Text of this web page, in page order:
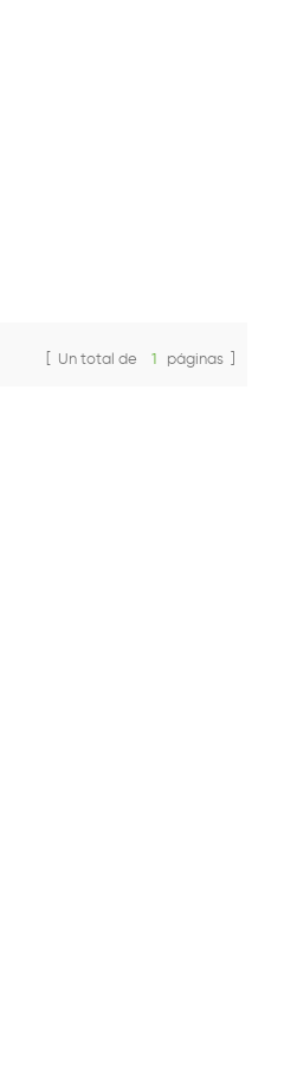
[ Un total de 1 páginas ]